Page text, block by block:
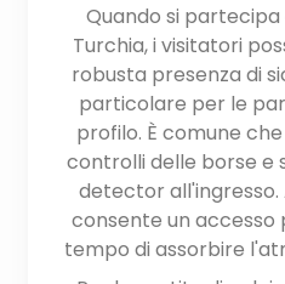
Quando si
Turchia, i visitatori
robusta presenza di
particolare per le
profilo. È comune
controlli delle borse e
detector
consente un accesso
tempo di assorbire